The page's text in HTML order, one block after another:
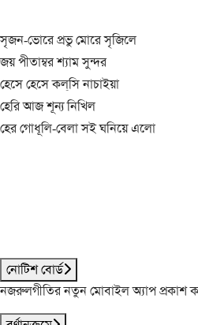
সৃজন-ভোরে প্রভু মোরে সৃজিলে
জয় পীতাম্বর শ্যাম সুন্দর
হেসে হেসে কল্‌সি নাচাইয়া
হেরি আজ শূন্য নিখিল
হের গোধূলি-বেলা সই ঘনিয়ে এলো
নোটিশ বোর্ড
নজরুলগীতির নতুন মোবাইল অ্যাপ প্রকাশ